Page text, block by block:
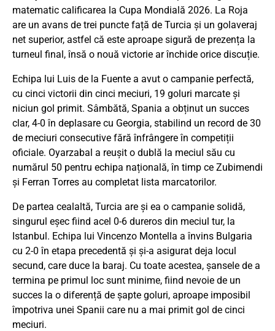
matematic calificarea la Cupa Mondială 2026. La Roja
are un avans de trei puncte față de Turcia și un golaveraj
net superior, astfel că este aproape sigură de prezența la
turneul final, însă o nouă victorie ar închide orice discuție.
Echipa lui Luis de la Fuente a avut o campanie perfectă,
cu cinci victorii din cinci meciuri, 19 goluri marcate și
niciun gol primit. Sâmbătă, Spania a obținut un succes
clar, 4-0 în deplasare cu Georgia, stabilind un record de 30
de meciuri consecutive fără înfrângere în competiții
oficiale. Oyarzabal a reușit o dublă la meciul său cu
numărul 50 pentru echipa națională, în timp ce Zubimendi
și Ferran Torres au completat lista marcatorilor.
De partea cealaltă, Turcia are și ea o campanie solidă,
singurul eșec fiind acel 0-6 dureros din meciul tur, la
Istanbul. Echipa lui Vincenzo Montella a învins Bulgaria
cu 2-0 în etapa precedentă și și-a asigurat deja locul
secund, care duce la baraj. Cu toate acestea, șansele de a
termina pe primul loc sunt minime, fiind nevoie de un
succes la o diferență de șapte goluri, aproape imposibil
împotriva unei Spanii care nu a mai primit gol de cinci
meciuri.